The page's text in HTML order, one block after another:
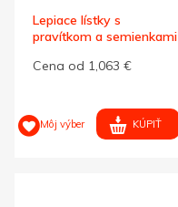
Lepiace lístky s
pravítkom a semienkami
Cena od 1,063 €
Môj výber KÚPIŤ